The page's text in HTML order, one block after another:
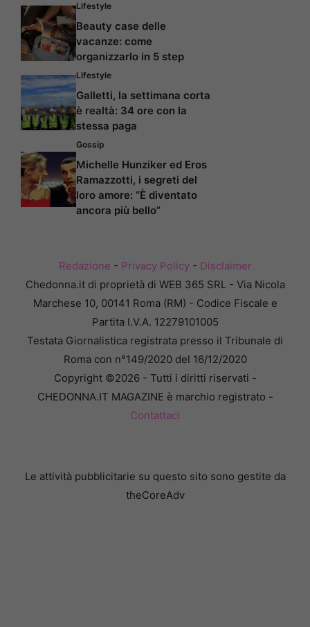
Lifestyle
Beauty case delle
vacanze: come
organizzarlo in 5 step
Lifestyle
Galletti, la settimana corta
è realtà: 34 ore con la
stessa paga
Gossip
Michelle Hunziker ed Eros
Ramazzotti, i segreti del
loro amore: “È diventato
ancora più bello”
Redazione - Privacy Policy- Disclaimer
Chedonna.it di proprietà di WEB 365 SRL - Via Nicola
Marchese 10, 00141 Roma (RM) - Codice Fiscale e
Partita I.V.A. 12279101005
Testata Giornalistica registrata presso il Tribunale di
Roma con n°149/2020 del 16/12/2020
Copyright ©2026 - Tutti i diritti riservati -
CHEDONNA.IT MAGAZINE è marchio registrato -
Contattaci
Le attività pubblicitarie su questo sito sono gestite da
theCoreAdv